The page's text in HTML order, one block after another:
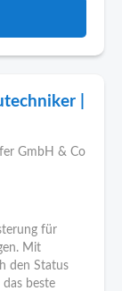
|
GmbH & Co
für
Mit
den Status
beste